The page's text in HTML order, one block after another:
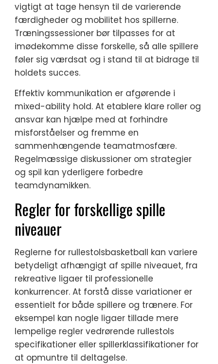
vigtigt at tage hensyn til de varierende
færdigheder og mobilitet hos spillerne.
Træningssessioner bør tilpasses for at
imødekomme disse forskelle, så alle spillere
føler sig værdsat og i stand til at bidrage til
holdets succes.
Effektiv kommunikation er afgørende i
mixed-ability hold. At etablere klare roller og
ansvar kan hjælpe med at forhindre
misforståelser og fremme en
sammenhængende teamatmosfære.
Regelmæssige diskussioner om strategier
og spil kan yderligere forbedre
teamdynamikken.
Regler for forskellige spille
niveauer
Reglerne for rullestolsbasketball kan variere
betydeligt afhængigt af spille niveauet, fra
rekreative ligaer til professionelle
konkurrencer. At forstå disse variationer er
essentielt for både spillere og trænere. For
eksempel kan nogle ligaer tillade mere
lempelige regler vedrørende rullestols
specifikationer eller spillerklassifikationer for
at opmuntre til deltagelse.